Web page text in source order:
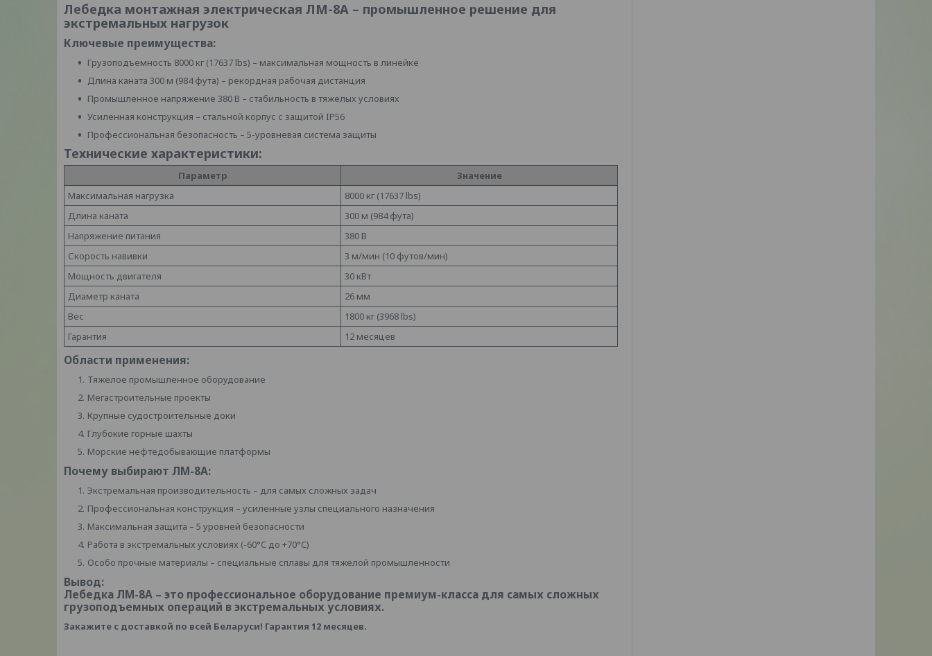
Лебедка монтажная электрическая ЛМ-8А – промышленное решение для
экстремальных нагрузок
Ключевые преимущества:
Грузоподъемность 8000 кг (17637 lbs) – максимальная мощность в линейке
Длина каната 300 м (984 фута) – рекордная рабочая дистанция
Промышленное напряжение 380 В – стабильность в тяжелых условиях
Усиленная конструкция – стальной корпус с защитой IP56
Профессиональная безопасность – 5-уровневая система защиты
Технические характеристики:
Параметр
Значение
Максимальная нагрузка
8000 кг (17637 lbs)
Длина каната
300 м (984 фута)
Напряжение питания
380 В
Скорость навивки
3 м/мин (10 футов/мин)
Мощность двигателя
30 кВт
Диаметр каната
26 мм
Вес
1800 кг (3968 lbs)
Гарантия
12 месяцев
Области применения:
Тяжелое промышленное оборудование
Мегастроительные проекты
Крупные судостроительные доки
Глубокие горные шахты
Морские нефтедобывающие платформы
Почему выбирают ЛМ-8А:
Экстремальная производительность – для самых сложных задач
Профессиональная конструкция – усиленные узлы специального назначения
Максимальная защита – 5 уровней безопасности
Работа в экстремальных условиях (-60°C до +70°C)
Особо прочные материалы – специальные сплавы для тяжелой промышленности
Вывод:
Лебедка ЛМ-8А – это профессиональное оборудование премиум-класса для самых сложных
грузоподъемных операций в экстремальных условиях.
Закажите с доставкой по всей Беларуси! Гарантия 12 месяцев.